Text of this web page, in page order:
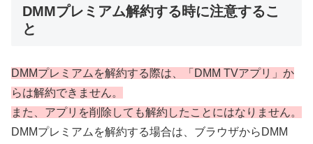
DMMプレミアム解約する時に注意するこ
と
DMMプレミアムを解約する際は、「DMM TVアプリ」か
らは解約できません。
また、アプリを削除しても解約したことにはなりません。
DMMプレミアムを解約する場合は、ブラウザからDMM